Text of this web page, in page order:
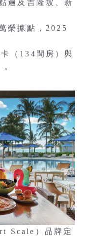
遍及吉隆坡、新
榮據點，2025
（134間房）與
Scale）品牌定